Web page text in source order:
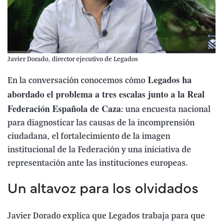
Javier Dorado, director ejecutivo de Legados
En la conversación conocemos cómo Legados ha
abordado el problema a tres escalas junto a la Real
Federación Española de Caza: una encuesta nacional
para diagnosticar las causas de la incomprensión
ciudadana, el fortalecimiento de la imagen
institucional de la Federación y una iniciativa de
representación ante las instituciones europeas.
Un altavoz para los olvidados
Javier Dorado explica que Legados trabaja para que